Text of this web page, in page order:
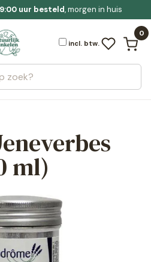
bewuste leefstijl
uur besteld, morgen in huis
incl. btw.
0
resultaten
ml)